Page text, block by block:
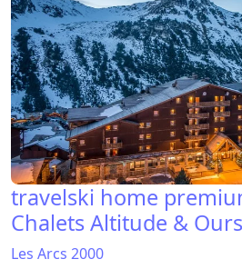
travelski home
Chalets Altitude &
Les Arcs 2000